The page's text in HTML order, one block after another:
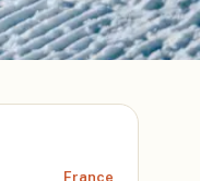
France